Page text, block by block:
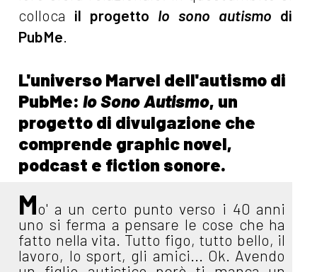
colloca il progetto Io sono autismo di
PubMe.
L'universo Marvel dell'autismo di
PubMe:Io Sono Autismo, un
progetto di divulgazione che
comprende graphic novel,
podcast e fiction sonore.
Mo' a un certo punto verso i 40 anni
uno si ferma a pensare le cose che ha
fatto nella vita. Tutto figo, tutto bello, il
lavoro, lo sport, gli amici... Ok. Avendo